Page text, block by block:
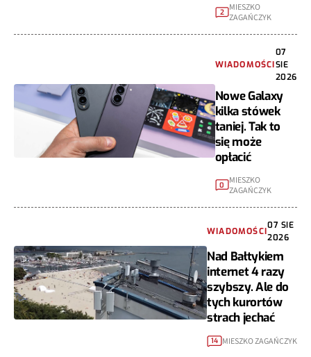
2
MIESZKO
ZAGAŃCZYK
WIADOMOŚCI
07
SIE
2026
Nowe Galaxy
kilka stówek
taniej. Tak to
się może
opłacić
0 MIESZKO
ZAGAŃCZYK
WIADOMOŚCI
07 SIE
2026
Nad Bałtykiem
internet 4 razy
szybszy. Ale do
tych kurortów
strach jechać
14 MIESZKO ZAGAŃCZYK